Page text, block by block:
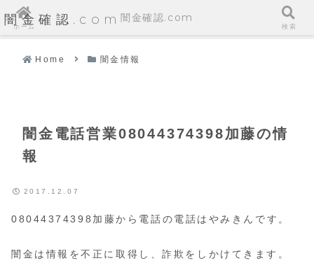
闇金確認.com
Home 闇金情報
闇金電話営業08044374398加藤の情
報
2017.12.07
08044374398加藤から電話の電話はやみきんです。
闇金は情報を不正に取得し、詐欺をしかけてきます。
ホーム
闇金確認.com
検索